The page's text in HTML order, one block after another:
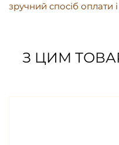
зручний спосіб оплати
З ЦИМ